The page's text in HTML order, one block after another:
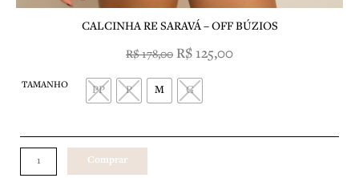
CALCINHA RE SARAVÁ – OFF BÚZIOS
R$178,00 preço
original
era:
R$ 125,00preço
TAMANHO PP P M G
RE
OFF
Comprar